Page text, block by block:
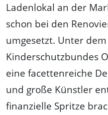
Ladenlokal an der
schon bei den
umgesetzt. Unter
Kinderschutzbundes
eine facettenreiche
und große Künstler
finanzielle Spritze